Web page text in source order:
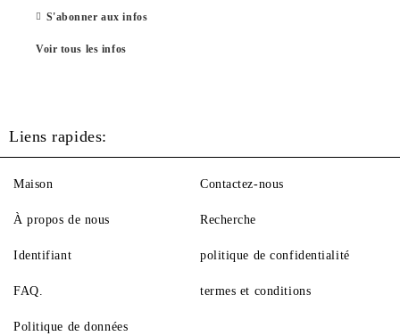
S'abonner aux infos
Voir tous les infos
Liens rapides:
Maison
À propos de nous
Identifiant
FAQ.
Contactez-nous
Recherche
politique de confidentialité
termes et conditions
Politique de données